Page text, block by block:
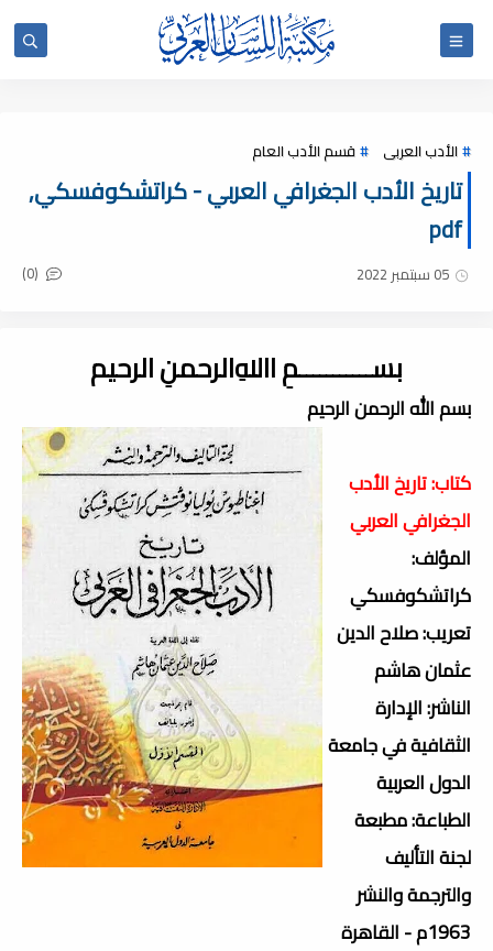
الأدب العربى قسم الأدب العام
تاريخ الأدب الجغرافي العربي - كراتشكوفسكي,
pdf
05 سبتمبر 2022 (0)
بســـــــــــمِ اﷲِالرحمنِ الرحيم
بسم الله الرحمن الرحيم
كتاب: تاريخ الأدب
الجغرافي العربي
المؤلف:
كراتشكوفسكي
تعريب: صلاح الدين
عثمان هاشم
الناشر: الإدارة
الثقافية في جامعة
الدول العربية
الطباعة: مطبعة
لجنة التأليف
والترجمة والنشر
1963م - القاهرة